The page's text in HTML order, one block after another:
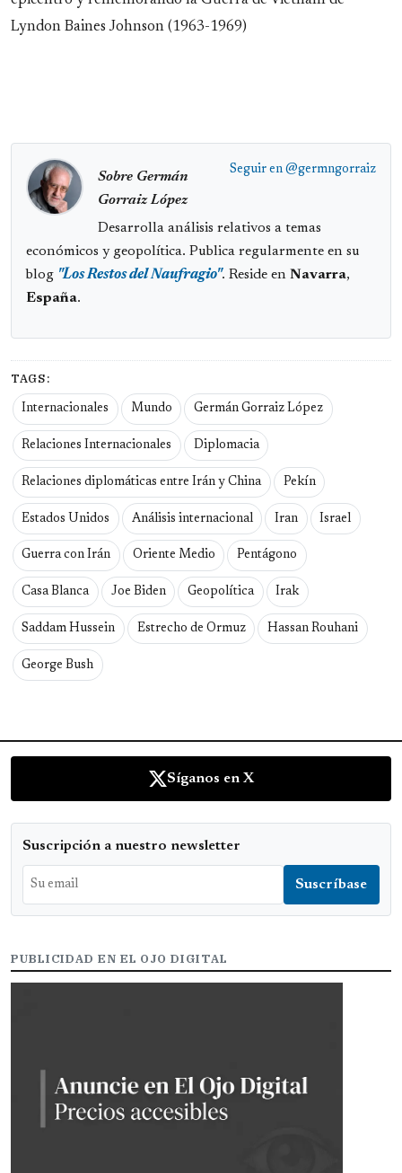
Lyndon Baines Johnson (1963-1969)
Seguir en @germngorraiz
Sobre Germán
Gorraiz López
Desarrolla análisis relativos a temas
económicos y geopolítica. Publica regularmente en su
blog "Los Restos del Naufragio". Reside en Navarra,
España.
TAGS:
Internacionales Mundo Germán Gorraiz López
Relaciones Internacionales Diplomacia
Relaciones diplomáticas entre Irán y China Pekín
Estados Unidos Análisis internacional Iran Israel
Guerra con Irán Oriente Medio Pentágono
Casa Blanca Joe Biden Geopolítica Irak
Saddam Hussein Estrecho de Ormuz Hassan Rouhani
George Bush
Síganos en X
Suscripción a nuestro newsletter
PUBLICIDAD EN EL OJO DIGITAL